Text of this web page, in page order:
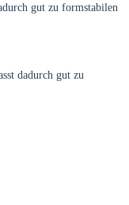
gut zu formstabilen
dadurch gut zu